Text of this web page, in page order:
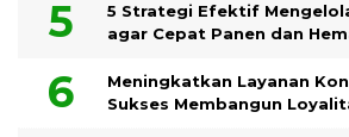
5 Strategi Efektif
agar Cepat Panen dan
Meningkatkan Layanan
Sukses Membangun